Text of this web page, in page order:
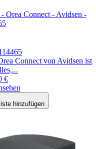
Orea Connect - Avidsen -
Connect von Avidsen ist
€
hinzufügen